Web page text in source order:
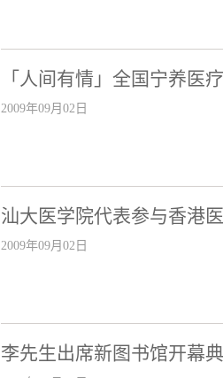
「人间有情」全国宁养医
2009年09月02日
汕大医学院代表参与香港
2009年09月02日
李先生出席新图书馆开幕